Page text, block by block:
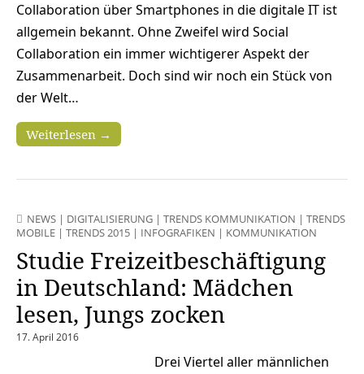
Collaboration über Smartphones in die digitale IT ist
allgemein bekannt. Ohne Zweifel wird Social
Collaboration ein immer wichtigerer Aspekt der
Zusammenarbeit. Doch sind wir noch ein Stück von
der Welt…
Weiterlesen →
NEWS | DIGITALISIERUNG | TRENDS KOMMUNIKATION | TRENDS
MOBILE | TRENDS 2015 | INFOGRAFIKEN | KOMMUNIKATION
Studie Freizeitbeschäftigung
in Deutschland: Mädchen
lesen, Jungs zocken
17. April 2016
Drei Viertel aller männlichen